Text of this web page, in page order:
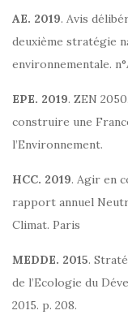
AE. 2019. Avis
deuxième stratégie
environnementale.
EPE. 2019. ZEN
construire une
l’Environnement.
HCC. 2019. Agir en
rapport annuel
Climat. Paris
MEDDE. 2015.
de l’Ecologie du
2015. p. 208.